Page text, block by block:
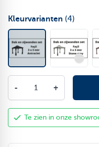
Kleurvarianten (4)
- +
Te zien in onze